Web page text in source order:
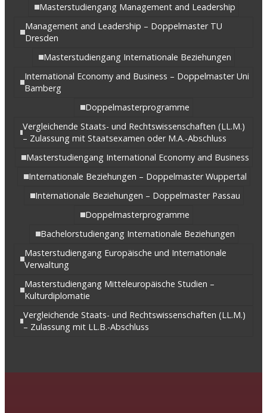
Masterstudiengang Management and Leadership
Management and Leadership – Doppelmaster TU
Dresden
Masterstudiengang Internationale Beziehungen
International Economy and Business – Doppelmaster Uni
Bamberg
Doppelmasterprogramme
Vergleichende Staats- und Rechtswissenschaften (LL.M.)
– Zulassung mit Staatsexamen oder M.A.-Abschluss
Masterstudiengang International Economy and Business
Internationale Beziehungen – Doppelmaster Wuppertal
Internationale Beziehungen – Doppelmaster Passau
Doppelmasterprogramme
Bachelorstudiengang Internationale Beziehungen
Masterstudiengang Europäische und Internationale
Verwaltung
Masterstudiengang Mitteleuropäische Studien –
Kulturdiplomatie
Vergleichende Staats- und Rechtswissenschaften (LL.M.)
– Zulassung mit LL.B.-Abschluss